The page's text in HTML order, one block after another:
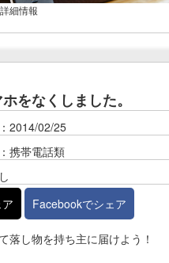
細情報
をなくしました。
2014/02/25
携帯電話類
Facebookでシェア
落し物を持ち主に届けよう！